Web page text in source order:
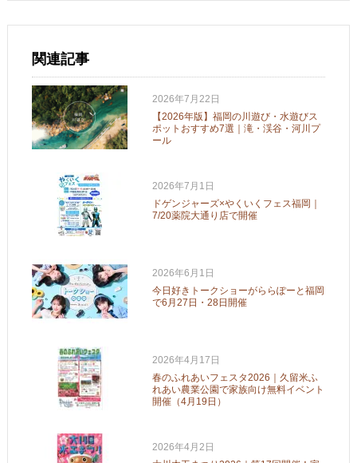
関連記事
2026年7月22日
【2026年版】福岡の川遊び・水遊びス
ポットおすすめ7選｜滝・渓谷・河川プ
ール
2026年7月1日
ドゲンジャーズ×やくいくフェス福岡｜
7/20薬院大通り店で開催
2026年6月1日
今日好きトークショーがららぽーと福岡
で6月27日・28日開催
2026年4月17日
春のふれあいフェスタ2026｜久留米ふ
れあい農業公園で家族向け無料イベント
開催（4月19日）
2026年4月2日